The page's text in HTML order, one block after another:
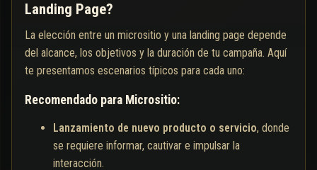
Landing Page?
La elección entre un micrositio y una landing page depende
del alcance, los objetivos y la duración de tu campaña. Aquí
te presentamos escenarios típicos para cada uno:
Recomendado para Micrositio:
Lanzamiento de nuevo producto o servicio, donde
se requiere informar, cautivar e impulsar la
interacción.